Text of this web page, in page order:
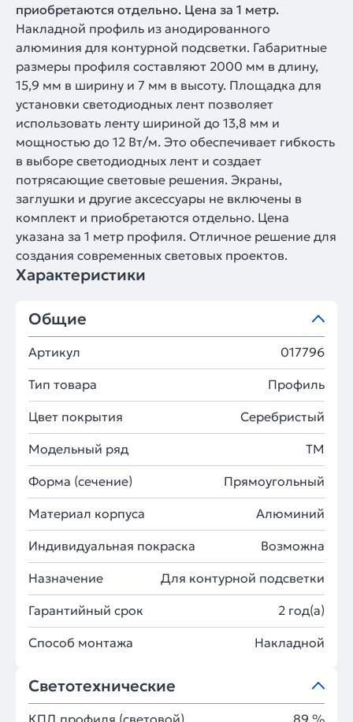
приобретаются отдельно. Цена за 1 метр.
Накладной профиль из анодированного
алюминия для контурной подсветки. Габаритные
размеры профиля составляют 2000 мм в длину,
15,9 мм в ширину и 7 мм в высоту. Площадка для
установки светодиодных лент позволяет
использовать ленту шириной до 13,8 мм и
мощностью до 12 Вт/м. Это обеспечивает гибкость
в выборе светодиодных лент и создает
потрясающие световые решения. Экраны,
заглушки и другие аксессуары не включены в
комплект и приобретаются отдельно. Цена
указана за 1 метр профиля. Отличное решение для
создания современных световых проектов.
Характеристики
Общие
Артикул 017796
Тип товара Профиль
Цвет покрытия Серебристый
Модельный ряд TM
Форма (сечение) Прямоугольный
Материал корпуса Алюминий
Индивидуальная покраска Возможна
Назначение Для контурной подсветки
Гарантийный срок 2 год(а)
Способ монтажа Накладной
Светотехнические
КПД профиля (cветовой) 89 %